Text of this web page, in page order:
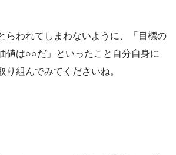
らわれてしまわないように、「目標の
値は○○だ」といったこと自分自身に
り組んでみてくださいね。